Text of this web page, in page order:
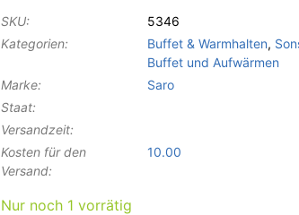
SKU:
5346
Kategorien:
Buffet & Warmhalten,
Buffet und Aufwärmen
Marke:
Saro
Staat:
Versandzeit:
Kosten für den
Versand:
10.00
Nur noch 1 vorrätig